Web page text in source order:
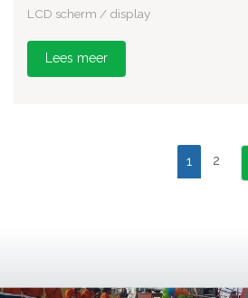
LCD scherm / display
Lees meer
1 2